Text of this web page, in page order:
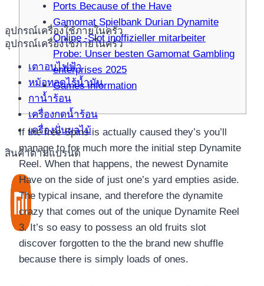
อุปกรณ์เครื่องใช้ภายในครัว
อุปกรณ์เครื่องใช้ภายในครัว
เตาอบไฟฟ้า
หม้อทอดไร้น้ำมัน
กาน้ำร้อน
เครื่องกดน้ำร้อน
เครื่องปั่นผลไม้
สินค้าตามแบรนด์
Ports Because of the Have
Gamomat Spielbank Durian Dynamite
Online -Slot inoffizieller mitarbeiter
Probe: Unser besten Gamomat Gambling
enterprises 2025
Games information
If the free Spins is actually caused they’s you’ll
manage to for much more the initial step Dynamite
Reel. When that happens, the newest Dynamite
Have on the side of just one’s yard empties aside.
The typical insane, and therefore the dynamite
crazy that comes out of the unique Dynamite Reel
3. It’s so easy to possess an old fruits slot
discover forgotten to the the brand new shuffle
because there is simply loads of ones.